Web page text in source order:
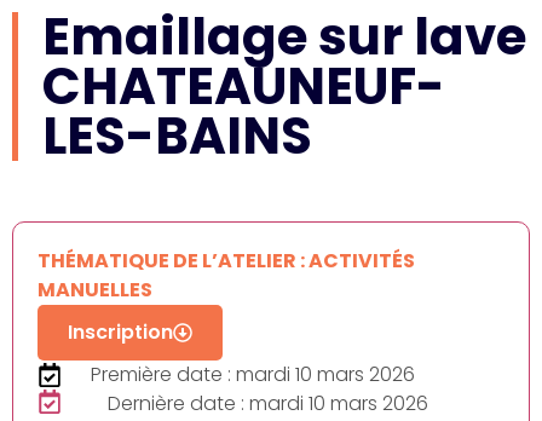
Emaillage sur lave
CHATEAUNEUF-
LES-BAINS
THÉMATIQUE DE L’ATELIER : ACTIVITÉS
MANUELLES
Inscription
Première date : mardi 10 mars 2026
Dernière date : mardi 10 mars 2026